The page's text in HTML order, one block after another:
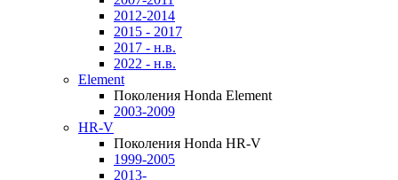
2012-2014
2015 - 2017
2017 - н.в.
2022 - н.в.
Element
Поколения Honda Element
2003-2009
HR-V
Поколения Honda HR-V
1999-2005
2013-